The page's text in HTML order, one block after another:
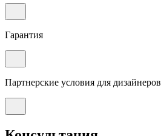
Гарантия
Партнерские условия для дизайнеров